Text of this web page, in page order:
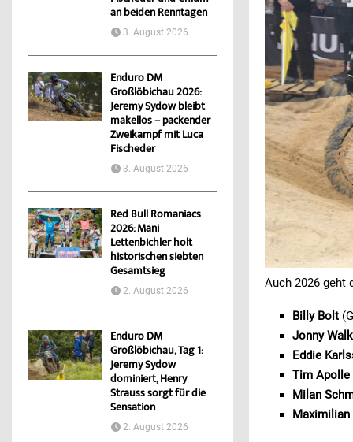
Auch 2026 geht
Billy Bolt
Jonny
Eddie
Tim Apolle
Milan
Maximilian
an beiden Renntagen
3. August 2026
Enduro DM
Großlöbichau 2026:
Jeremy Sydow bleibt
makellos – packender
Zweikampf mit Luca
Fischeder
3. August 2026
Red Bull Romaniacs
2026: Mani
Lettenbichler holt
historischen siebten
Gesamtsieg
2. August 2026
Enduro DM
Großlöbichau, Tag 1:
Jeremy Sydow
dominiert, Henry
Strauss sorgt für die
Sensation
2. August 2026